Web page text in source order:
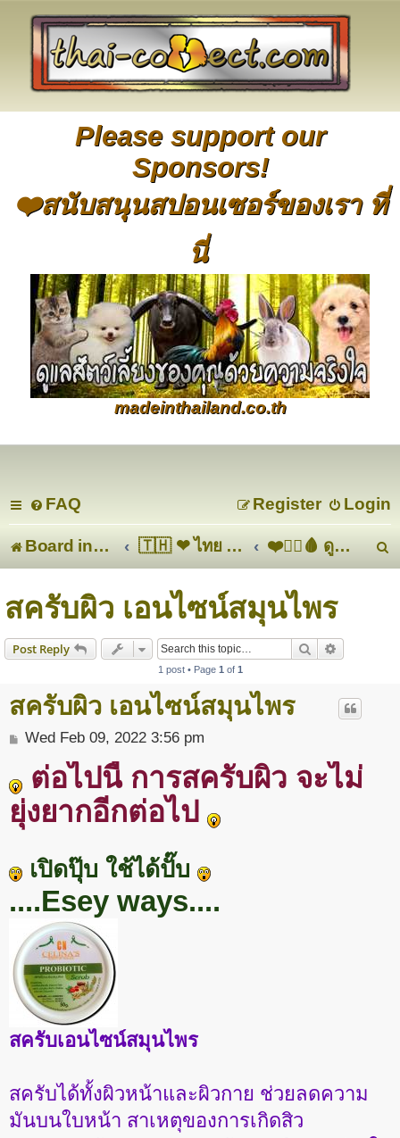
Please support our
Sponsors!
❤️สนับสนุนสปอนเซอร์ของเรา ที่
นี่
madeinthailand.co.th
FAQ Login
Register
Board index 🇹🇭 ❤ ไทย ❤ 🇹🇭 ❤️🏋️‍♀️🩸 ดูแลสุขภาพ ความงาม ด้วยสารสกัดจากธรรมชาติ 🧘🏃
สครับผิว เอนไซน์สมุนไพร
Post Reply Search
1 post • Page 1 of 1
สครับผิว เอนไซน์สมุนไพร
P
t
Wed Feb 09, 2022 3:56 pm
ต่อไปนี้ การสครับผิว จะไม่
ยุ่งยากอีกต่อไป
เปิดปุ๊บ ใช้ได้ปั๊บ
....Esey ways....
สครับเอนไซน์สมุนไพร
สครับได้ทั้งผิวหน้าและผิวกาย ช่วยลดความ
มันบนใบหน้า สาเหตุของการเกิดสิว